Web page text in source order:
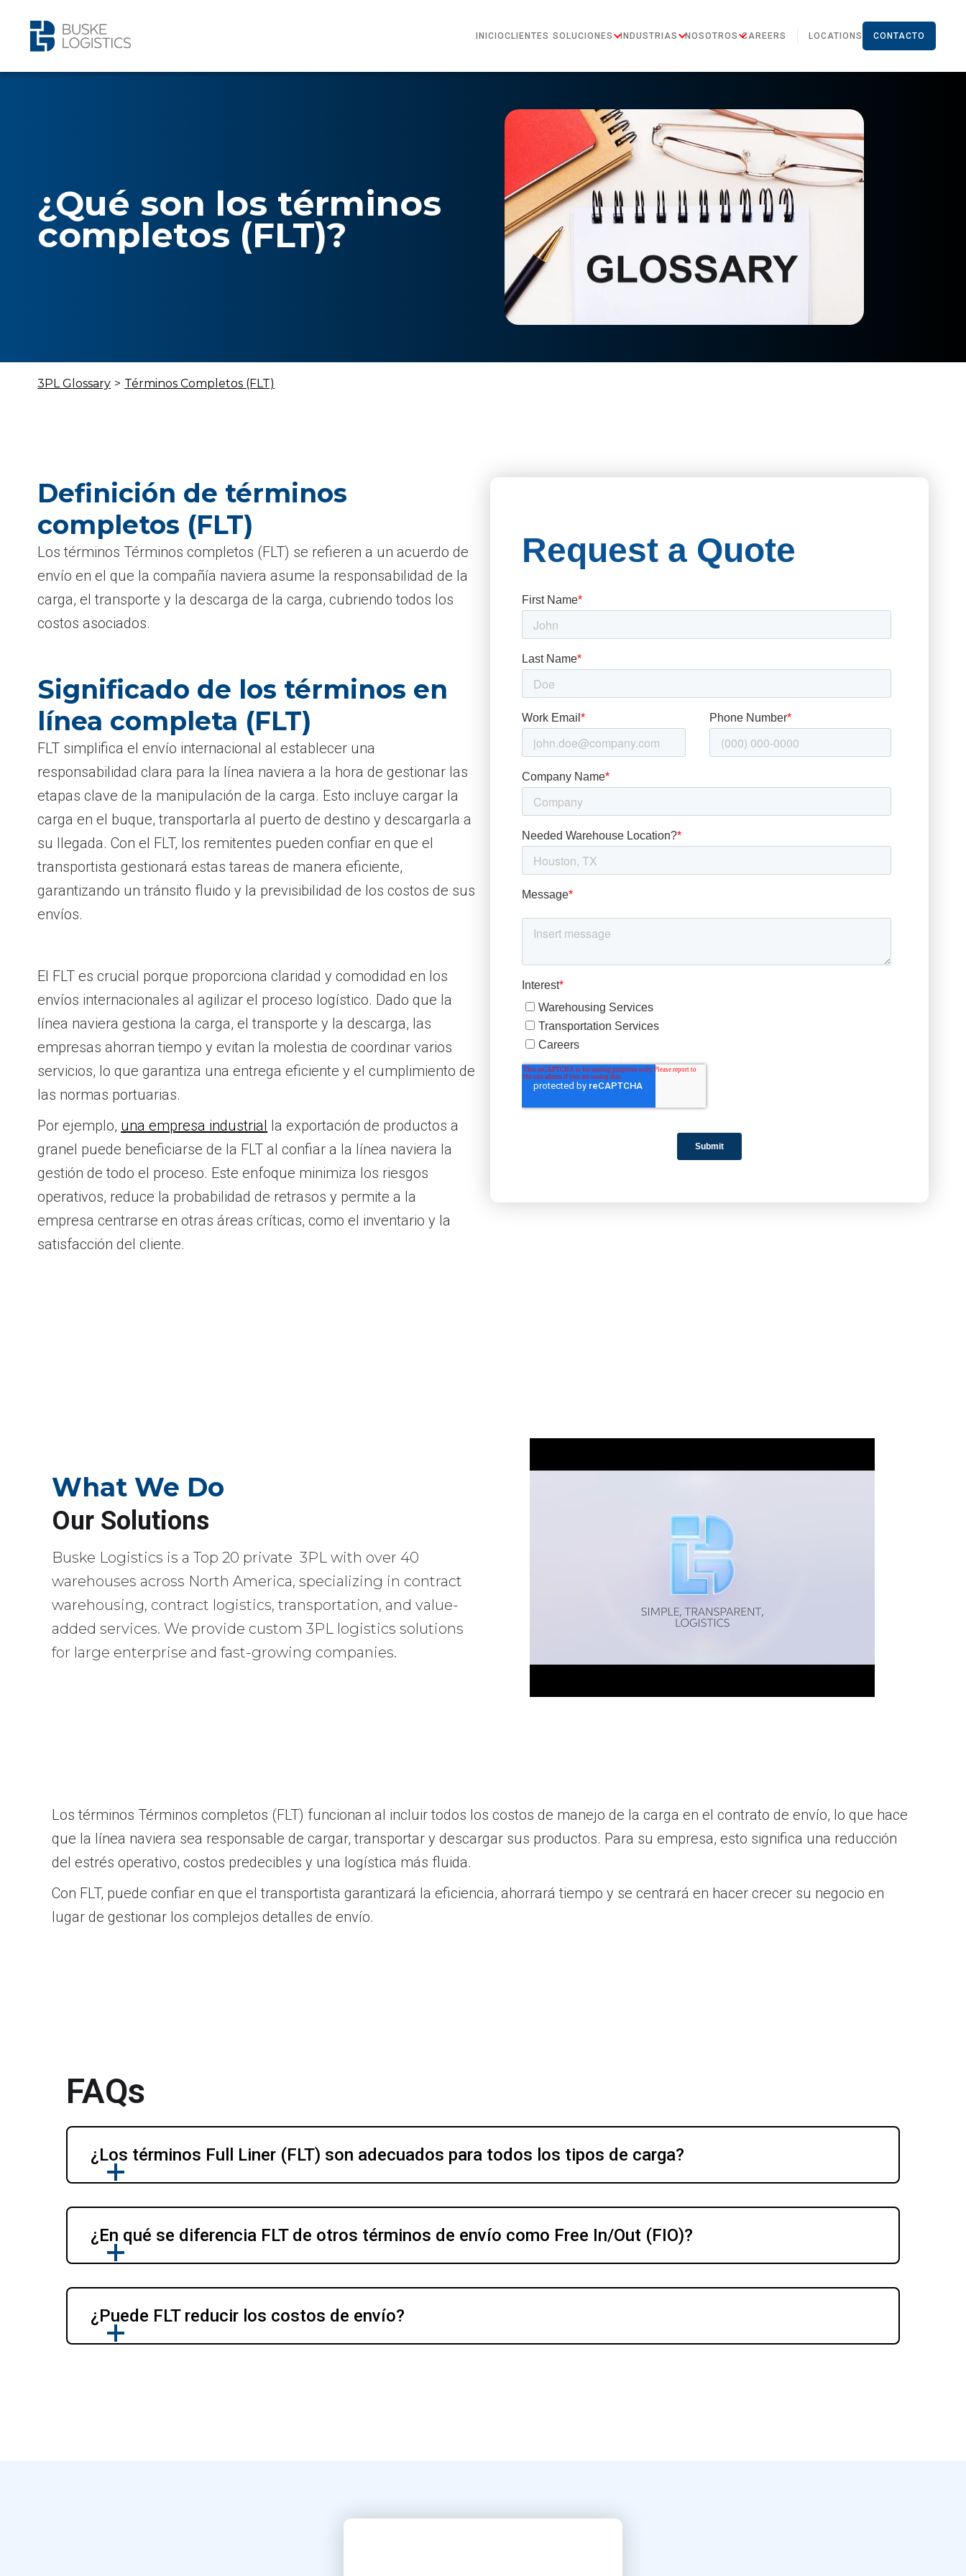
INICIOCLIENTES SOLUCIONES INDUSTRIAS NOSOTROS CAREERS LOCATIONS CONTACTO
¿Qué son los términos
completos (FLT)?
3PL Glossary > Términos Completos (FLT)
Definición de términos
completos (FLT)
Los términos Términos completos (FLT) se refieren a un acuerdo de
envío en el que la compañía naviera asume la responsabilidad de la
carga, el transporte y la descarga de la carga, cubriendo todos los
costos asociados.
Significado de los términos en
línea completa (FLT)
FLT simplifica el envío internacional al establecer una
responsabilidad clara para la línea naviera a la hora de gestionar las
etapas clave de la manipulación de la carga. Esto incluye cargar la
carga en el buque, transportarla al puerto de destino y descargarla a
su llegada. Con el FLT, los remitentes pueden confiar en que el
transportista gestionará estas tareas de manera eficiente,
garantizando un tránsito fluido y la previsibilidad de los costos de sus
envíos.
El FLT es crucial porque proporciona claridad y comodidad en los
envíos internacionales al agilizar el proceso logístico. Dado que la
línea naviera gestiona la carga, el transporte y la descarga, las
empresas ahorran tiempo y evitan la molestia de coordinar varios
servicios, lo que garantiza una entrega eficiente y el cumplimiento de
las normas portuarias.
Por ejemplo, una empresa industrial la exportación de productos a
granel puede beneficiarse de la FLT al confiar a la línea naviera la
gestión de todo el proceso. Este enfoque minimiza los riesgos
operativos, reduce la probabilidad de retrasos y permite a la
empresa centrarse en otras áreas críticas, como el inventario y la
satisfacción del cliente.
What We Do
Our Solutions
Buske Logistics is a Top 20 private 3PL with over 40
warehouses across North America, specializing in contract
warehousing, contract logistics, transportation, and value-
added services. We provide custom 3PL logistics solutions
for large enterprise and fast-growing companies.
Los términos Términos completos (FLT) funcionan al incluir todos los costos de manejo de la carga en el contrato de envío, lo que hace
que la línea naviera sea responsable de cargar, transportar y descargar sus productos. Para su empresa, esto significa una reducción
del estrés operativo, costos predecibles y una logística más fluida.
Con FLT, puede confiar en que el transportista garantizará la eficiencia, ahorrará tiempo y se centrará en hacer crecer su negocio en
lugar de gestionar los complejos detalles de envío.
FAQs
¿Los términos Full Liner (FLT) son adecuados para todos los tipos de carga?
¿En qué se diferencia FLT de otros términos de envío como Free In/Out (FIO)?
¿Puede FLT reducir los costos de envío?